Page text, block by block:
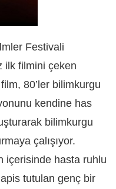
Festivali
ilk filmini çeken
80’ler bilimkurgu
kendine has
bilimkurgu
çalışıyor.
içerisinde hasta ruhlu
tutulan genç bir